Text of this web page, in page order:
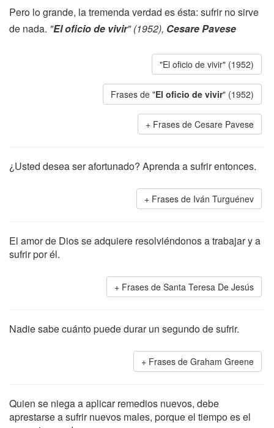
Pero lo grande, la tremenda verdad es ésta: sufrir no sirve
de nada. "El oficio de vivir" (1952), Cesare Pavese
"El oficio de vivir" (1952)
Frases de "El oficio de vivir" (1952)
Frases de Cesare Pavese
¿Usted desea ser afortunado? Aprenda a sufrir entonces.
Frases de Iván Turguénev
El amor de Dios se adquiere resolviéndonos a trabajar y a
sufrir por él.
Frases de Santa Teresa De Jesús
Nadie sabe cuánto puede durar un segundo de sufrir.
Frases de Graham Greene
Quien se niega a aplicar remedios nuevos, debe
aprestarse a sufrir nuevos males, porque el tiempo es el